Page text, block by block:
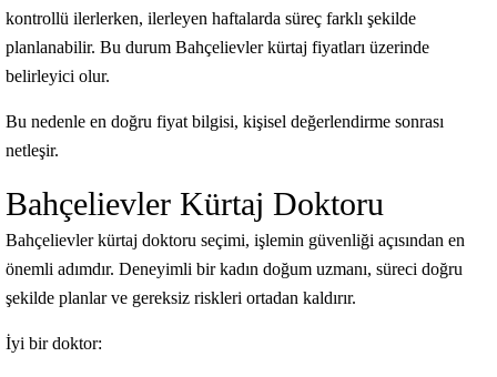
kontrollü ilerlerken, ilerleyen haftalarda süreç farklı şekilde
planlanabilir. Bu durum Bahçelievler kürtaj fiyatları üzerinde
belirleyici olur.
Bu nedenle en doğru fiyat bilgisi, kişisel değerlendirme sonrası
netleşir.
Bahçelievler Kürtaj Doktoru
Bahçelievler kürtaj doktoru seçimi, işlemin güvenliği açısından en
önemli adımdır. Deneyimli bir kadın doğum uzmanı, süreci doğru
şekilde planlar ve gereksiz riskleri ortadan kaldırır.
İyi bir doktor: